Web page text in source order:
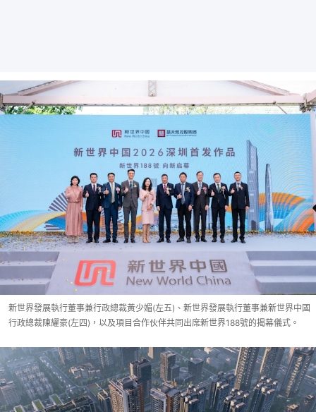
新世界發展執行董事兼行政總裁黃少媚(左五)、新世界發展執行董事兼新世界中國
行政總裁陳耀豪(左四)，以及項目合作伙伴共同出席新世界188號的揭幕儀式。